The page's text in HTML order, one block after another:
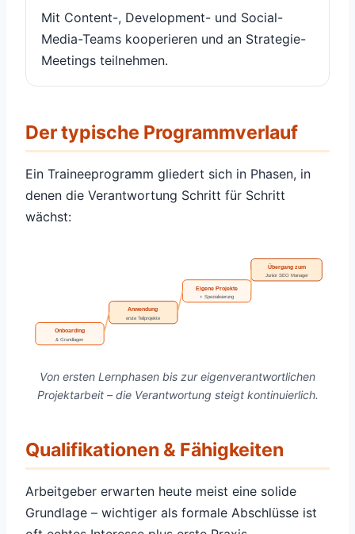
Mit Content-, Development- und Social-
Media-Teams kooperieren und an Strategie-
Meetings teilnehmen.
Der typische Programmverlauf
Ein Traineeprogramm gliedert sich in Phasen, in
denen die Verantwortung Schritt für Schritt
wächst:
Onboarding
& Grundlagen
Anwendung
erste Teilprojekte
Eigene Projekte
+ Spezialisierung
Übergang zum
Junior SEO Manager
Von ersten Lernphasen bis zur eigenverantwortlichen
Projektarbeit – die Verantwortung steigt kontinuierlich.
Qualifikationen & Fähigkeiten
Arbeitgeber erwarten heute meist eine solide
Grundlage – wichtiger als formale Abschlüsse ist